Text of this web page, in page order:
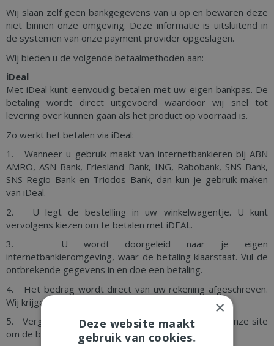
Wij slaan zelf geen bankgegevens van u op en bewaren deze
niet binnen onze omgeving. Deze informatie is uitsluitend in
de systemen van onze payment provider opgeslagen.
Wij bieden u de volgende betaalmethoden aan:
iDeal
Met iDeal kunt eenvoudig betalen met uw eigen bankpas. De
betaling wordt direct uitgevoerd waardoor wij snel tot
levering over kunnen gaan als het product op voorraad is.
Zo werkt het betalen via iDeal:
1. Wanneer u gebruik maakt van internetbankieren bij ABN
AMRO, ASN Bank, Friesland Bank, ING, Rabobank, SNS Bank,
SNS Regio Bank en Triodos Bank, dan kun je gebruik maken
van iDeal.
2. U legt de bestelling in uw winkelwagentje. U kunt
vervolgens kiezen om te betalen met iDEAL.
3. U wordt doorgeleid naar je eigen
internetbankieromgeving, waar de betaling klaarstaat. Vul de
ontbrekende gegevens in en doe een betaling.
4. Het bedrag wordt direct van uw rekening afgeschreven.
Wij krijgen dan bericht dat de bestelling is voldaan
5. Vergeet niet na het betalen terug te gaan naar onze site
om de bestelling af te ronden!
×
Deze website maakt
gebruik van cookies.